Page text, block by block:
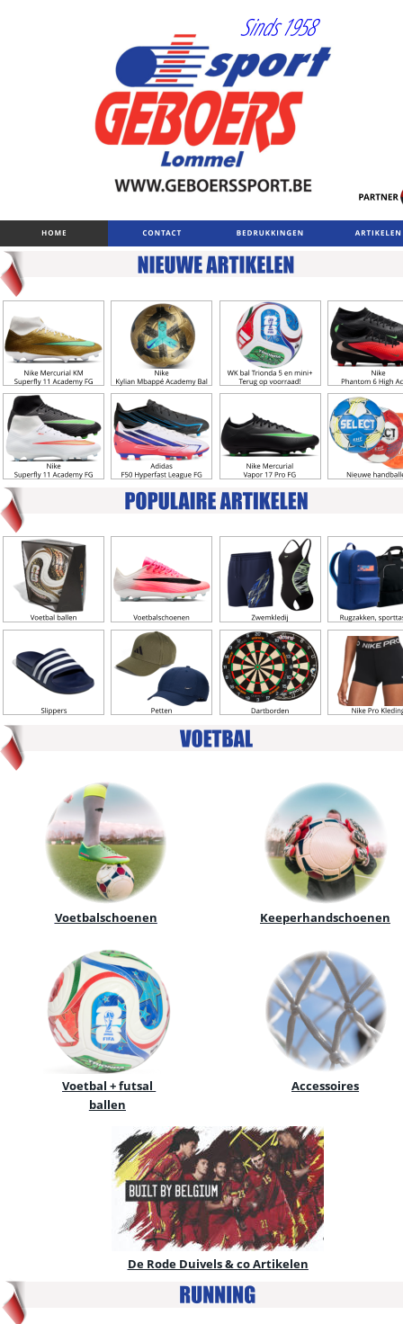
Voetbalschoenen Keeperhandschoenen
Accessoires
De Rode Duivels & co Artikelen
Voetbal + futsal
ballen